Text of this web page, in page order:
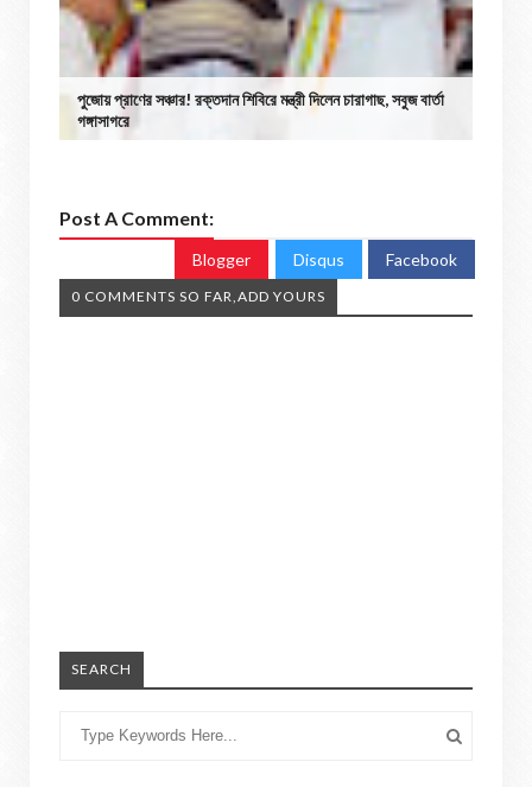
পুজোয় প্রাণের সঞ্চার! রক্তদান শিবিরে মন্ত্রী দিলেন চারাগাছ, সবুজ বার্তা
গঙ্গাসাগরে
Post A Comment:
Blogger Disqus Facebook
0 COMMENTS SO FAR,ADD YOURS
SEARCH